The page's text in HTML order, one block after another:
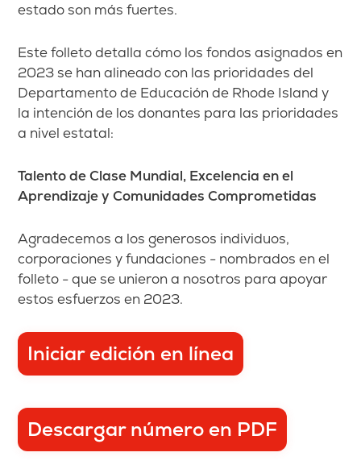
estado son más fuertes.
Este folleto detalla cómo los fondos asignados en
2023 se han alineado con las prioridades del
Departamento de Educación de Rhode Island y
la intención de los donantes para las prioridades
a nivel estatal:
Talento de Clase Mundial, Excelencia en el
Aprendizaje y Comunidades Comprometidas
Agradecemos a los generosos individuos,
corporaciones y fundaciones - nombrados en el
folleto - que se unieron a nosotros para apoyar
estos esfuerzos en 2023.
Iniciar edición en línea
Descargar número en PDF